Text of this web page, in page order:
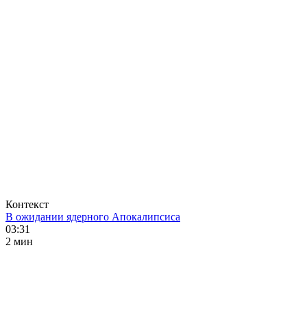
Контекст
В ожидании ядерного Апокалипсиса
03:31
2 мин